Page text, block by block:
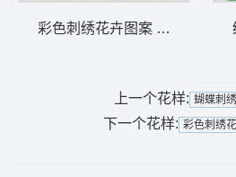
彩色刺绣花卉图案 靓花
上一个花样: 蝴蝶刺
下一个花样: 彩色刺绣